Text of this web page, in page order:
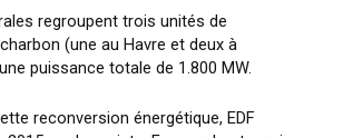
regroupent trois unités de
(une au Havre et deux à
puissance totale de 1.800 MW.
reconversion énergétique, EDF